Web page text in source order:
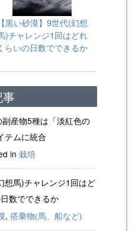
【黒い砂漠】9世代(幻想
)チャレンジ1回はどれ
らいの日数でできるか
副産物5種は「淡紅色の
テムに統合
in 栽培
想馬)チャレンジ1回はど
数でできるか
, 搭乗物(馬、船など)